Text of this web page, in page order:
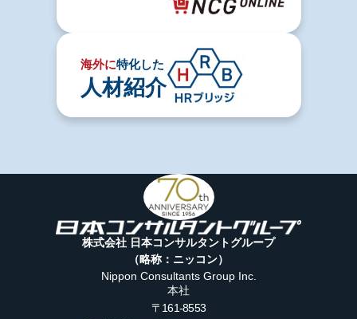
海外に特化した
人材紹介
株式会社 日本コンサルタントグループ
（略称：ニッコン）
Nippon Consultants Group Inc.
本社
〒161-8553